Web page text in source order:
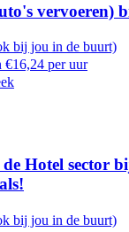
vervoeren)
bij jou in de buurt)
€16,24 per uur
Hotel sector
bij jou in de buurt)